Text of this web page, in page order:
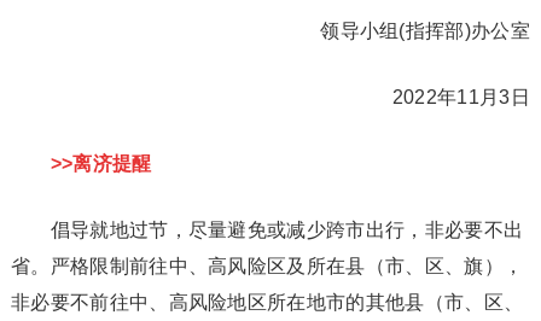
领导小组(指挥部)办公室
2022年11月3日
>>离济提醒
倡导就地过节，尽量避免或减少跨市出行，非必要不出
省。严格限制前往中、高风险区及所在县（市、区、旗），
非必要不前往中、高风险地区所在地市的其他县（市、区、